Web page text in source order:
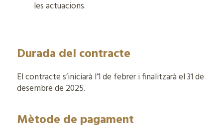
les actuacions.
Durada del contracte
El contracte s’iniciarà l’1 de febrer i finalitzarà el 31 de
desembre de 2025.
Mètode de pagament